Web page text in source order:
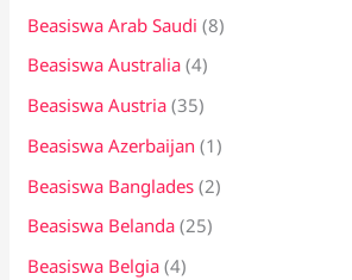
k
:
Beasiswa Arab Saudi (8)
Beasiswa Australia (4)
Beasiswa Austria (35)
Beasiswa Azerbaijan (1)
Beasiswa Banglades (2)
Beasiswa Belanda (25)
Beasiswa Belgia (4)